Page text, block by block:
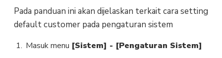
Pada panduan ini akan dijelaskan terkait cara setting
default customer pada pengaturan sistem
Masuk menu [Sistem] - [Pengaturan Sistem]